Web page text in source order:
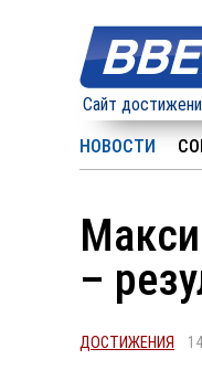
Сайт
НОВОСТИ
–
ДОСТИЖЕНИЯ